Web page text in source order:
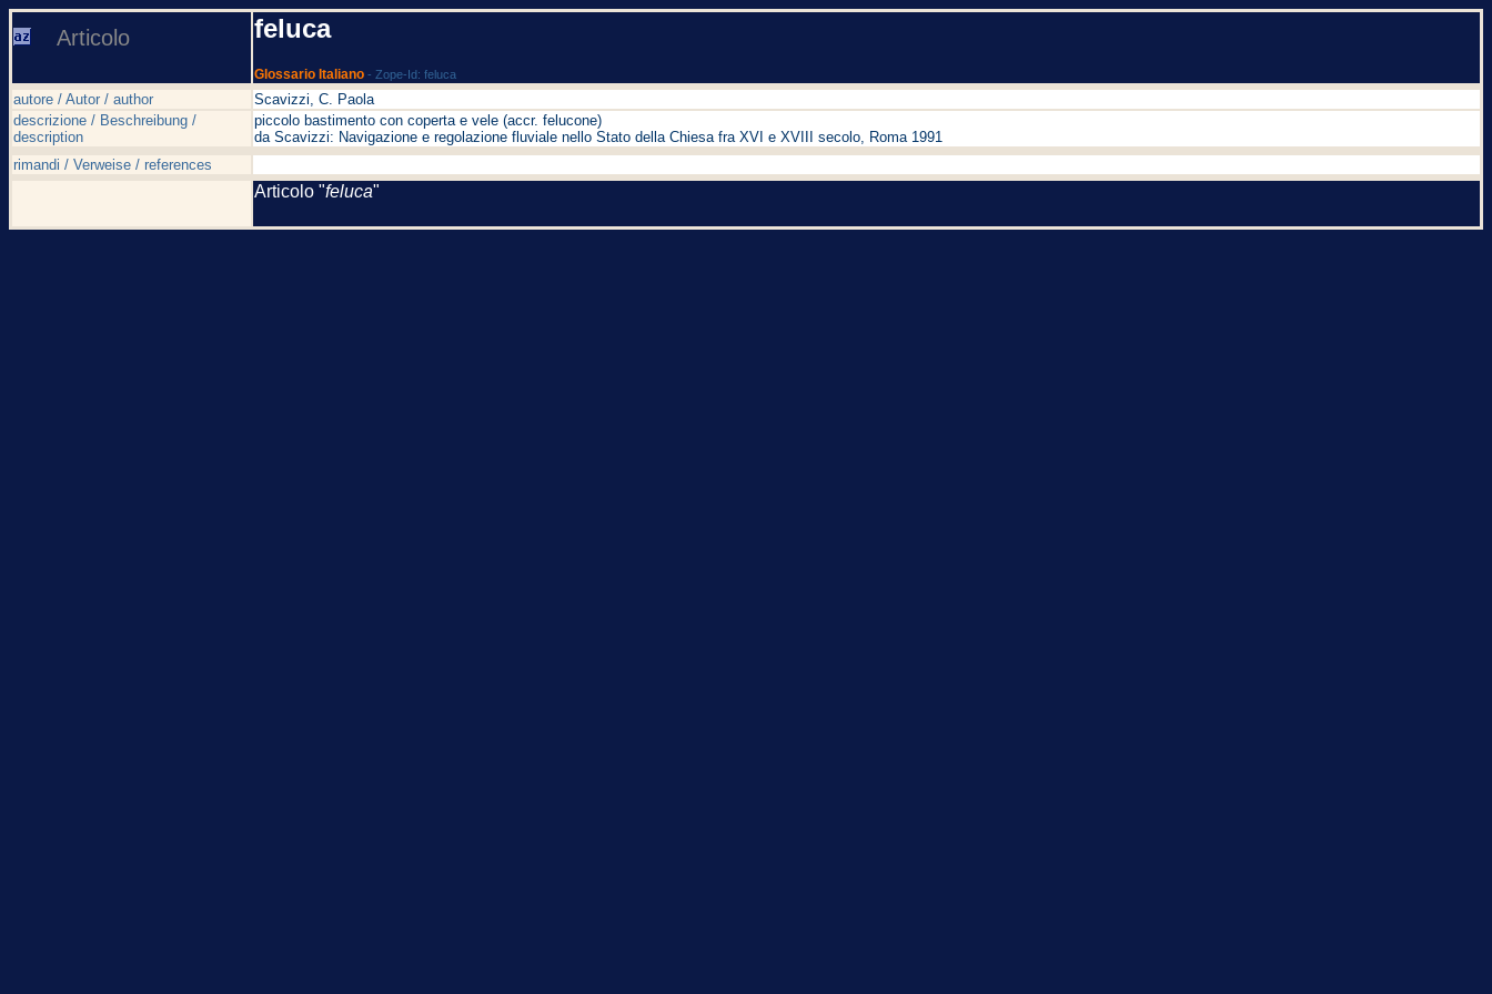
Articolo feluca
Glossario Italiano - Zope-Id: feluca
autore / Autor / author
Scavizzi, C. Paola
descrizione / Beschreibung /
description
piccolo bastimento con coperta e vele (accr. felucone)
da Scavizzi: Navigazione e regolazione fluviale nello Stato della Chiesa fra XVI e XVIII secolo, Roma 1991
rimandi / Verweise / references
Articolo "feluca"